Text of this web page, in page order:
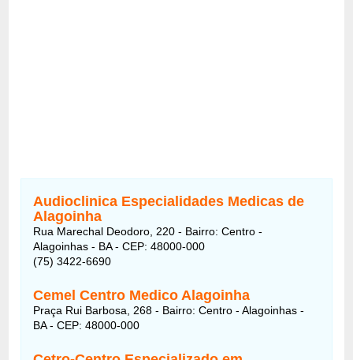
Audioclinica Especialidades Medicas de
Alagoinha
Rua Marechal Deodoro, 220 - Bairro: Centro -
Alagoinhas - BA - CEP: 48000-000
(75) 3422-6690
Cemel Centro Medico Alagoinha
Praça Rui Barbosa, 268 - Bairro: Centro - Alagoinhas -
BA - CEP: 48000-000